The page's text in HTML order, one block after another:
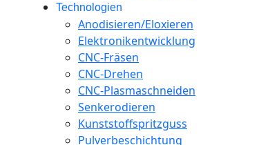
Technologien
Anodisieren/Eloxieren
Elektronikentwicklung
CNC-Fräsen
CNC-Drehen
CNC-Plasmaschneiden
Senkerodieren
Kunststoffspritzguss
Pulverbeschichtung